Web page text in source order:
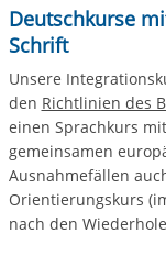
Deutschkurse
Schrift
Unsere
den Richtlinien des
einen Sprachkurs
gemeinsamen
Ausnahmefällen
Orientierungskurs
nach den